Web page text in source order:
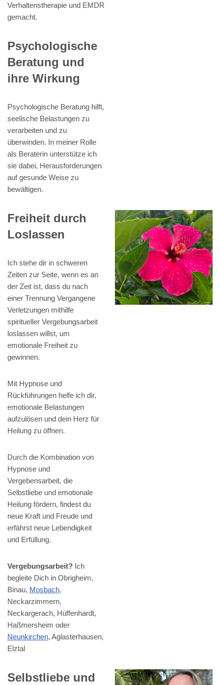
Verhaltenstherapie und EMDR
gemacht.
Psychologische
Beratung und
ihre Wirkung
Psychologische Beratung hilft,
seelische Belastungen zu
verarbeiten und zu
überwinden. In meiner Rolle
als Beraterin unterstütze ich
sie dabei, Herausforderungen
auf gesunde Weise zu
bewältigen.
Freiheit durch
Loslassen
Ich stehe dir in schweren
Zeiten zur Seite, wenn es an
der Zeit ist, dass du nach
einer Trennung Vergangene
Verletzungen mithilfe
spiritueller Vergebungsarbeit
loslassen willst, um
emotionale Freiheit zu
gewinnen.
Mit Hypnose und
Rückführungen helfe ich dir,
emotionale Belastungen
aufzulösen und dein Herz für
Heilung zu öffnen.
Durch die Kombination von
Hypnose und
Vergebensarbeit, die
Selbstliebe und emotionale
Heilung fördern, findest du
neue Kraft und Freude und
erfährst neue Lebendigkeit
und Erfüllung.
Vergebungsarbeit? Ich
begleite Dich in Obrigheim,
Binau, Mosbach,
Neckarzimmern,
Neckargerach, Hüffenhardt,
Haßmersheim oder
Neunkirchen, Aglasterhausen,
Elztal
Selbstliebe und